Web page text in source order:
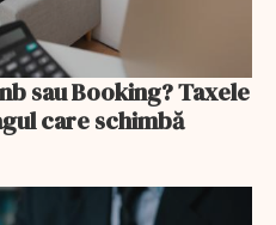
sau Booking? Taxele
care schimbă